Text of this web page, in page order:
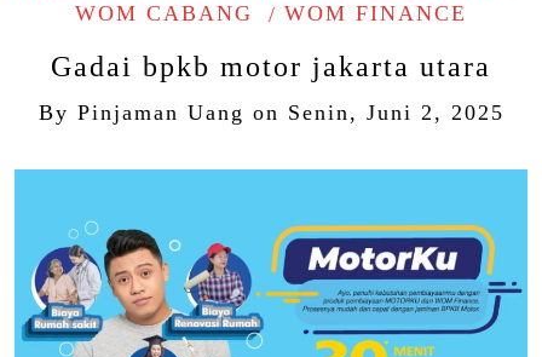
WOM CABANG
WOM FINANCE
Gadai bpkb motor jakarta utara
By Pinjaman Uang on Senin, Juni 2, 2025